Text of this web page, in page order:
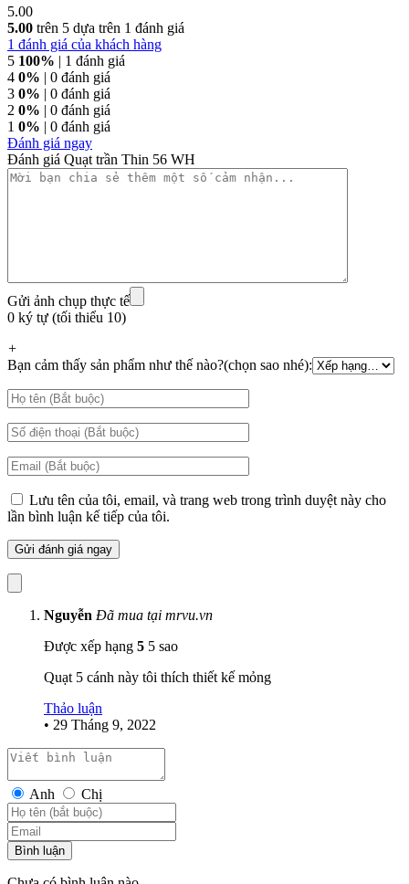
có hai màu sắc cho bạn lựa chọn: màu trắng nhẹ
nhàng tinh khiết tựa những bông hoa nở khi sương sớm,
màu nâu gỗ cùng ốp màu đen như nhụy hoa cổ điển, sang
trọng. Cả hai màu sắc đều dễ dàng đi vào từng thiết kế của
căn nhà bạn.
CÁNH QUẠT
Với sải cánh 1m 42 cùng thiết kế cánh bằng nhựa ABS cao
cấp, THIN được vận hành rất êm ái và chuyển động nhẹ
nhàng. Cánh quạt đã được qua xử lí để tránh tình trạng cong
hoàn toàn yên tâm khi sử dụng.
ĐIỀU KHIỂN 6 TỐC ĐỘ
được sản xuất ở Đài Loan nên chất lượng vô cùng tốt, nút
bấm nhạy, tín hiệu bắt xa lên tới 20m. Vì là hàng chính hãng
do Mr.Vũ sản xuất nên có thể dễ dàng thay thế, bảo trì ( nếu
có).
5.00
5.00 trên 5 dựa trên 1 đánh giá
1 đánh giá của khách hàng
5 100% | 1 đánh giá
4 0% | 0 đánh giá
3 0% | 0 đánh giá
2 0% | 0 đánh giá
1 0% | 0 đánh giá
Đánh giá ngay
Đánh giá Quạt trần Thin 56 WH
Gửi ảnh chụp thực tế
0 ký tự (tối thiểu 10)
+
Bạn cảm thấy sản phẩm như thế nào?(chọn sao nhé):
Lưu tên của tôi, email, và trang web trong trình duyệt này cho
lần bình luận kế tiếp của tôi.
Nguyễn Đã mua tại mrvu.vn
Được xếp hạng 5 5 sao
Quạt 5 cánh này tôi thích thiết kế mỏng
Thảo luận
• 29 Tháng 9, 2022
Anh Chị
Bình luận